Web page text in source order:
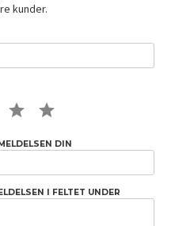
kunder.
4 STAR5 STAR
DIN
I FELTET UNDER